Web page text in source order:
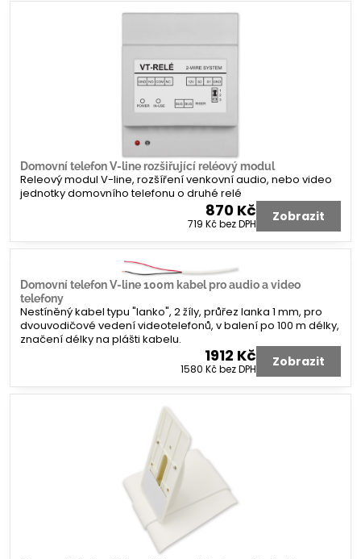
Domovní telefon V-line rozšiřující reléový modul
Releový modul V-line, rozšíření venkovní audio, nebo video
jednotky domovního telefonu o druhé relé
870 Kč
719 Kčbez DPH Zobrazit
Domovní telefon V-line 100m kabel pro audio a video
telefony
Nestíněný kabel typu "lanko", 2 žíly, průřez lanka 1 mm, pro
dvouvodičové vedení videotelefonů, v balení po 100 m délky,
značení délky na plášti kabelu.
1912 Kč
1580 Kčbez DPH Zobrazit